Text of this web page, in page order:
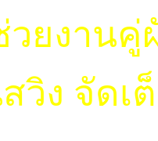
ยงานคู่
วิง จัดเ